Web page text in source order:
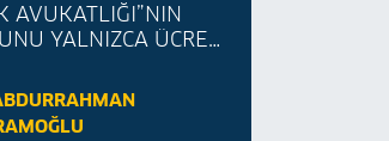
AVUKATLIĞI”NIN
YALNIZCA ÜCRET